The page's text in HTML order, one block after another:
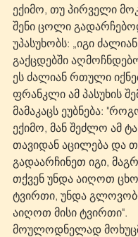
ექიმო, თუ პირველი
შენი ცოლი
უპასუხობს: „იგი
გაქცდებში
ეს ძალიან რთული
ფრანკლი ამ პასუხის
მამაკაცს ეუბნება:
ექიმო, მან შეძლო ამ
თავიდან აცილება და
გადაარჩინეთ იგი,
თქვენ უნდა აიღოთ
ტვირთი, უნდა
აიღოთ მისი ტვირთი".
მოულოდნელად